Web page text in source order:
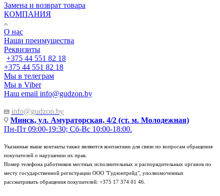
Замена и возврат товара
КОМПАНИЯ
О нас
Наши преимущества
Реквизиты
+375 44 551 82 18
+375 44 551 82 18
Мы в телеграм
Мы в Viber
Наш email info@gudzon.by
info@gudzon.by
Минск, ул. Амураторская, 4/2 (ст. м. Молодежная)
Пн-Пт 09:00-19:30; Сб-Вс 10:00-18:00.
Указанные выше контакты также являются контактами для связи по вопросам обращения
покупателей о нарушении их прав.
Номер телефона работников местных исполнительных и распорядительных органов по
месту государственной регистрации ООО "Гудзонтрейд", уполномоченных
рассматривать обращения покупателей: +375 17 374 01 46.